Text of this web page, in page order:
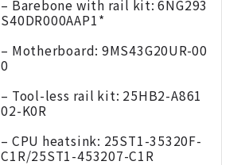
– Barebone with rail kit: 6NG293
S40DR000AAP1*
– Motherboard: 9MS43G20UR-00
0
– Tool-less rail kit: 25HB2-A861
02-K0R
– CPU heatsink: 25ST1-35320F-
C1R/25ST1-453207-C1R